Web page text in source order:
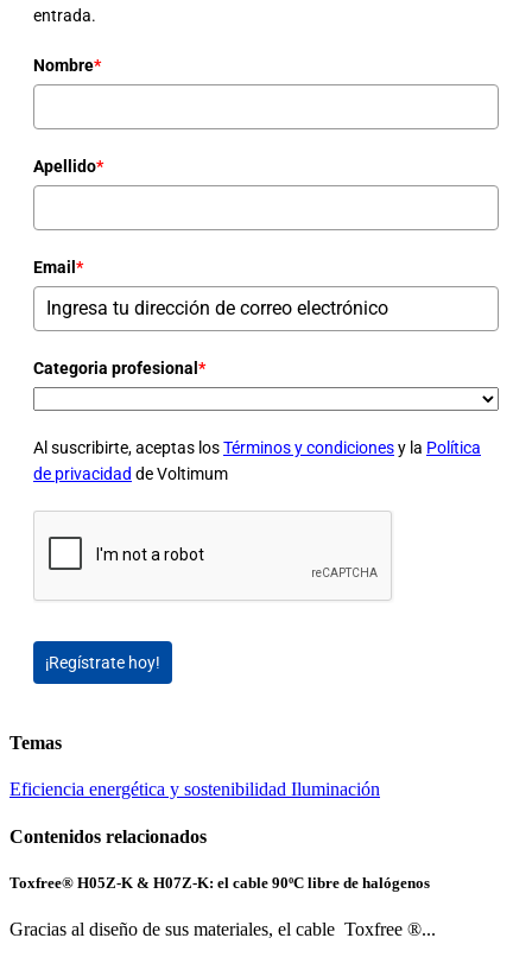
entrada.
Nombre*
Apellido*
Email *
Categoria profesional *
Al suscribirte, aceptas losTérminos y condicionesy la Política
de privacidad de Voltimum
¡Regístrate hoy!
Temas
Eficiencia energética y sostenibilidad Iluminación
Contenidos relacionados
Toxfree® H05Z-K & H07Z-K: el cable 90ºC libre de halógenos
Gracias al diseño de sus materiales, el cable Toxfree ®...